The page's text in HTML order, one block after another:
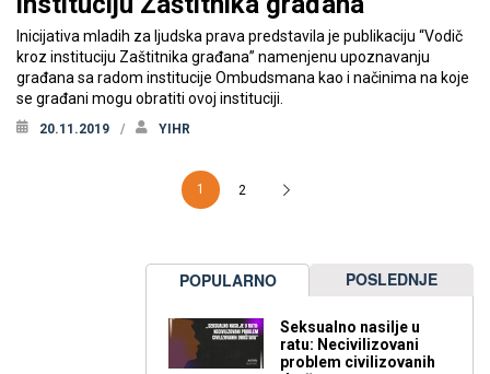
Inicijativa mladih za ljudska prava predstavila je publikaciju “Vodič
kroz instituciju Zaštitnika građana” namenjenu upoznavanju
građana sa radom institucije Ombudsmana kao i načinima na koje
se građani mogu obratiti ovoj instituciji.
20.11.2019 YIHR
1 2
POPULARNO POSLEDNJE
Seksualno nasilje u
ratu: Necivilizovani
problem civilizovanih